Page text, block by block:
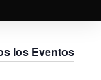
los Eventos